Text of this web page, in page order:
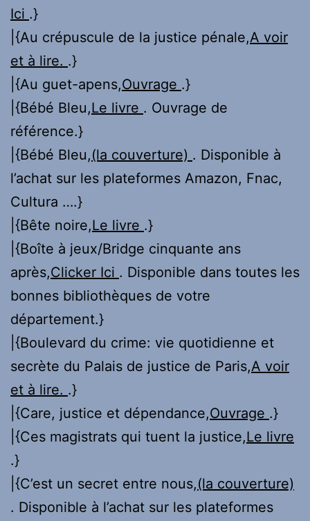
Ici .}
|{Au crépuscule de la justice pénale,A voir
et à lire. .}
|{Au guet-apens,Ouvrage .}
|{Bébé Bleu,Le livre . Ouvrage de
référence.}
|{Bébé Bleu,(la couverture) . Disponible à
l’achat sur les plateformes Amazon, Fnac,
Cultura ….}
|{Bête noire,Le livre .}
|{Boîte à jeux/Bridge cinquante ans
après,Clicker Ici . Disponible dans toutes les
bonnes bibliothèques de votre
département.}
|{Boulevard du crime: vie quotidienne et
secrète du Palais de justice de Paris,A voir
et à lire. .}
|{Care, justice et dépendance,Ouvrage .}
|{Ces magistrats qui tuent la justice,Le livre
.}
|{C’est un secret entre nous,(la couverture)
. Disponible à l’achat sur les plateformes